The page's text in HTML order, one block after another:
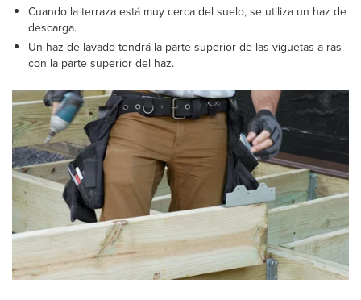
Cuando la terraza está muy cerca del suelo, se utiliza un haz de
descarga.
Un haz de lavado tendrá la parte superior de las viguetas a ras
con la parte superior del haz.